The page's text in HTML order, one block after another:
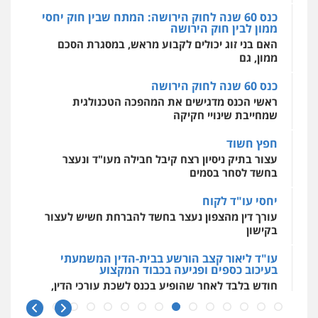
מרכז התחלה חדשה
אסירים עבירות מין שירותים מקצועיים
לעורכי דין
כנס 60 שנה לחוק הירושה: המתח שבין חוק יחסי
ממון לבין חוק הירושה
האם בני זוג יכולים לקבוע מראש, במסגרת הסכם
ממון, גם
כנס 60 שנה לחוק הירושה
ראשי הכנס מדגישים את המהפכה הטכנולגית
שמחייבת שינויי חקיקה
חפץ חשוד
עצור בתיק ניסיון רצח קיבל חבילה מעו"ד ונעצר
בחשד לסחר בסמים
יחסי עו"ד לקוח
עורך דין מהצפון נעצר בחשד להברחת חשיש לעצור
בקישון
עו"ד ליאור קצב הורשע בבית-הדין המשמעתי
בעיכוב כספים ופגיעה בכבוד המקצוע
חודש בלבד לאחר שהופיע בכנס לשכת עורכי הדין,
קצב הורשע